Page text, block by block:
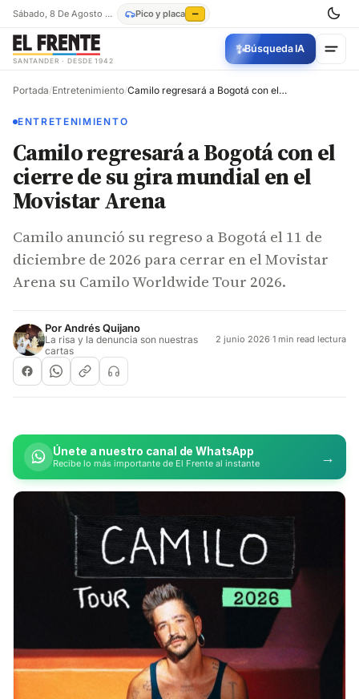
Sábado, 8 De Agosto De 2026 Pico y placa —
SANTANDER · DESDE 1942
✨Búsqueda IA
Portada/Entretenimiento/ Camilo regresará a Bogotá con el cierre de su gira mundial en el Movistar Arena
ENTRETENIMIENTO
Camilo regresará a Bogotá con el
cierre de su gira mundial en el
Movistar Arena
Camilo anunció su regreso a Bogotá el 11 de
diciembre de 2026 para cerrar en el Movistar
Arena su Camilo Worldwide Tour 2026.
PorAndrés Quijano
La risa y la denuncia son nuestras
cartas
2 junio 2026·1 min read lectura
Únete a nuestro canal de WhatsApp
Recibe lo más importante de El Frente al instante →